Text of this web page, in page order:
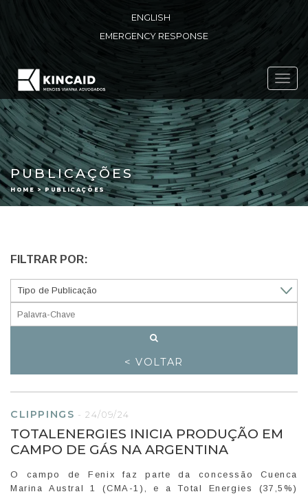
ENGLISH
EMERGENCY RESPONSE
PUBLICAÇÕES
HOME > PUBLICAÇÕES
FILTRAR POR:
< VOLTAR
CLIPPINGS - 24/09/24
TOTALENERGIES INICIA PRODUÇÃO EM
CAMPO DE GÁS NA ARGENTINA
O campo de Fenix faz parte da concessão Cuenca
Marina Austral 1 (CMA-1), e a Total Energies (37,5%)